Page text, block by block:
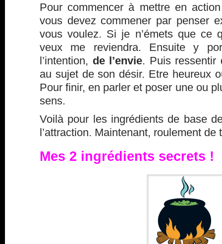
Pour commencer à mettre en
vous devez commener par penser
vous voulez. Si je n’émets que ce
veux me reviendra. Ensuite y
l’intention, de l’envie. Puis ressentir
au sujet de son désir. Etre heureux
Pour finir, en parler et poser une ou
sens.
Voilà pour les ingrédients de base
l’attraction. Maintenant, roulement
Mes 2 ingrédients secrets !